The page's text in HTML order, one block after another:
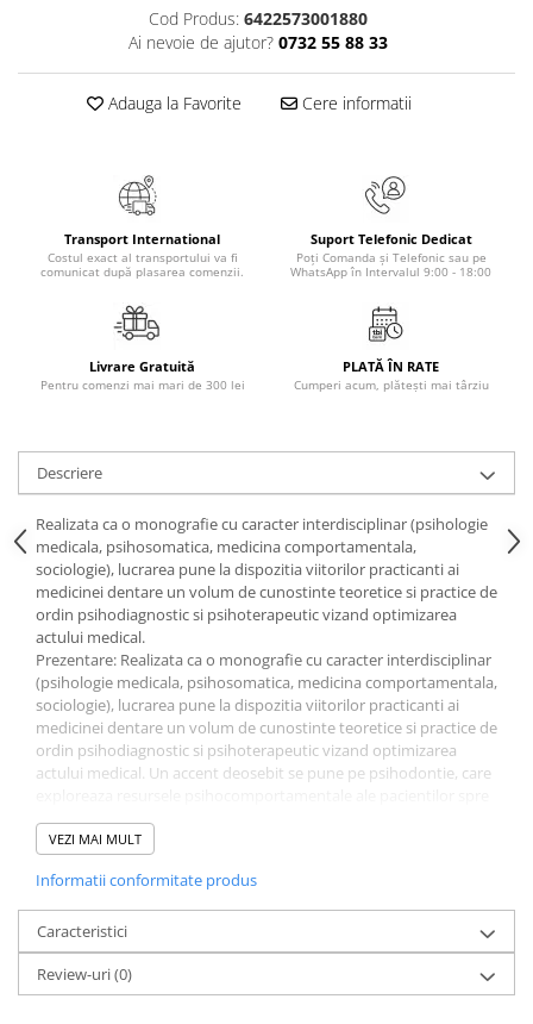
Medicina & Farmacie
Starea de bine
Terapii Alternative
AudioBook
Biografii, Memorii, Jurnale
Carti erotice
Crime, Thriller, Mistery
Literatura Romana
Literatura Universala
Poezie
Romane de dragoste, Carti
romantice
Senzatii/Dragoste
Senzatii/Erotic
Senzatii/Suspans
Senzatii/Thriller
SF & Fantasy
Teatru
Umor
Birotica & Papetarie
Adezivi si benzi adezive
Cod Produs: 6422573001880
Ai nevoie de ajutor? 0732 55 88 33
Adauga la Favorite Cere informatii
Transport International
Costul exact al transportului va fi
comunicat după plasarea comenzii.
Suport Telefonic Dedicat
Poți Comanda și Telefonic sau pe
WhatsApp în Intervalul 9:00 - 18:00
Livrare Gratuită
Pentru comenzi mai mari de 300 lei
PLATĂ ÎN RATE
Cumperi acum, plătești mai târziu
Descriere
Realizata ca o monografie cu caracter interdisciplinar (psihologie
medicala, psihosomatica, medicina comportamentala,
sociologie), lucrarea pune la dispozitia viitorilor practicanti ai
medicinei dentare un volum de cunostinte teoretice si practice de
ordin psihodiagnostic si psihoterapeutic vizand optimizarea
actului medical.
Prezentare: Realizata ca o monografie cu caracter interdisciplinar
(psihologie medicala, psihosomatica, medicina comportamentala,
sociologie), lucrarea pune la dispozitia viitorilor practicanti ai
medicinei dentare un volum de cunostinte teoretice si practice de
ordin psihodiagnostic si psihoterapeutic vizand optimizarea
actului medical. Un accent deosebit se pune pe psihodontie, care
fata de tratamentul stomatologic, si pe psihologia copilului, de la
psihoterapeutice pentru corectarea comportamentului dominat
de frica, necooperant la copii.
Cuprins: Medicina comportamentala. Medicina dentara
comportamentala. Modelul bio-psiho-social al bolii. Sanatatea si
determinantii sai bio-psiho-sociali. Comportamentul – concept
VEZI MAI MULT
Informatii conformitate produs
Caracteristici
Review-uri(0)